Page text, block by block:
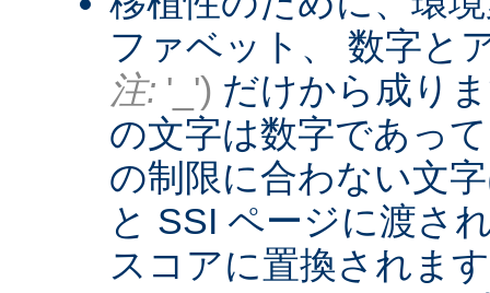
ファベット、 数字と
注: '_') だけから成り
の文字は数字であっ
の制限に合わない文
と SSI ページに渡さ
スコアに置換されま